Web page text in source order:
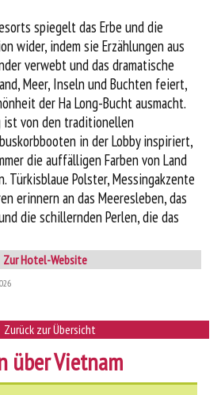
spiegelt das Erbe und die
wider, indem sie Erzählungen aus
verwebt und das dramatische
Meer, Inseln und Buchten feiert,
der Ha Long-Bucht ausmacht.
von den traditionellen
in der Lobby inspiriert,
die auffälligen Farben von Land
Türkisblaue Polster, Messingakzente
erinnern an das Meeresleben, das
die schillernden Perlen, die das
Zur Hotel-Website
Zurück zur Übersicht
über Vietnam